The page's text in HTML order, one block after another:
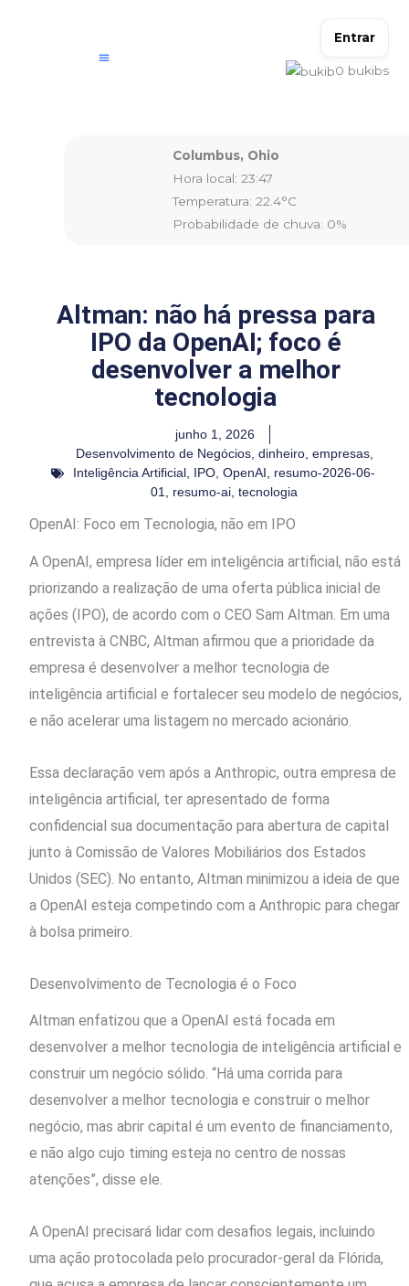
Entrar
0 bukibs
Columbus, Ohio
Hora local: 23:47
Temperatura: 22.4°C
Probabilidade de chuva: 0%
Altman: não há pressa para
IPO da OpenAI; foco é
desenvolver a melhor
tecnologia
junho 1, 2026
Desenvolvimento de Negócios, dinheiro, empresas,
Inteligência Artificial, IPO, OpenAI, resumo-2026-06-
01, resumo-ai, tecnologia
OpenAI: Foco em Tecnologia, não em IPO
A OpenAI, empresa líder em inteligência artificial, não está
priorizando a realização de uma oferta pública inicial de
ações (IPO), de acordo com o CEO Sam Altman. Em uma
entrevista à CNBC, Altman afirmou que a prioridade da
empresa é desenvolver a melhor tecnologia de
inteligência artificial e fortalecer seu modelo de negócios,
e não acelerar uma listagem no mercado acionário.
Essa declaração vem após a Anthropic, outra empresa de
inteligência artificial, ter apresentado de forma
confidencial sua documentação para abertura de capital
junto à Comissão de Valores Mobiliários dos Estados
Unidos (SEC). No entanto, Altman minimizou a ideia de que
a OpenAI esteja competindo com a Anthropic para chegar
à bolsa primeiro.
Desenvolvimento de Tecnologia é o Foco
Altman enfatizou que a OpenAI está focada em
desenvolver a melhor tecnologia de inteligência artificial e
construir um negócio sólido. “Há uma corrida para
desenvolver a melhor tecnologia e construir o melhor
negócio, mas abrir capital é um evento de financiamento,
e não algo cujo timing esteja no centro de nossas
atenções”, disse ele.
A OpenAI precisará lidar com desafios legais, incluindo
uma ação protocolada pelo procurador-geral da Flórida,